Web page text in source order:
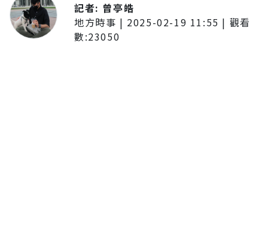
記者: 曾亭皓
地方時事 | 2025-02-19 11:55 | 觀看
數:23050